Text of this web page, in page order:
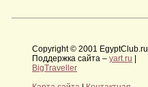
Copyright © 2001 EgyptClub.ru
Поддержка сайта – yart.ru |
BigTraveller